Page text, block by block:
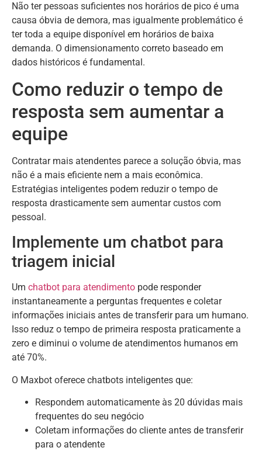
Não ter pessoas suficientes nos horários de pico é uma
causa óbvia de demora, mas igualmente problemático é
ter toda a equipe disponível em horários de baixa
demanda. O dimensionamento correto baseado em
dados históricos é fundamental.
Como reduzir o tempo de
resposta sem aumentar a
equipe
Contratar mais atendentes parece a solução óbvia, mas
não é a mais eficiente nem a mais econômica.
Estratégias inteligentes podem reduzir o tempo de
resposta drasticamente sem aumentar custos com
pessoal.
Implemente um chatbot para
triagem inicial
Um chatbot para atendimento pode responder
instantaneamente a perguntas frequentes e coletar
informações iniciais antes de transferir para um humano.
Isso reduz o tempo de primeira resposta praticamente a
zero e diminui o volume de atendimentos humanos em
até 70%.
O Maxbot oferece chatbots inteligentes que:
Respondem automaticamente às 20 dúvidas mais
frequentes do seu negócio
Coletam informações do cliente antes de transferir
para o atendente